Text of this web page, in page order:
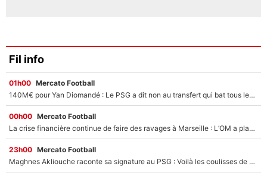
Fil info
01h00 Mercato Football
140M€ pour Yan Diomandé : Le PSG a dit non au transfert qui bat tous les records sur le mercato
00h00 Mercato Football
La crise financière continue de faire des ravages à Marseille : L’OM a placé 12 joueurs sur le marché des transferts… et ça pourrait lui rapporter près de 100M€ !
23h00 Mercato Football
Maghnes Akliouche raconte sa signature au PSG : Voilà les coulisses de son transfert de rêve à 50M€